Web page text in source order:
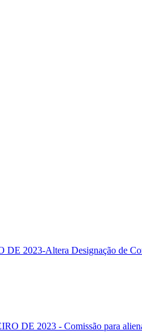
2023-Altera Designação de
DE 2023 - Comissão para